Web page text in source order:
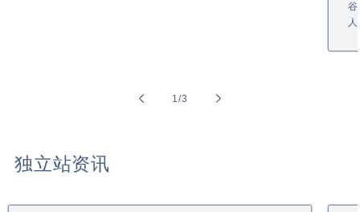
谷
1/of
3
独立站资讯